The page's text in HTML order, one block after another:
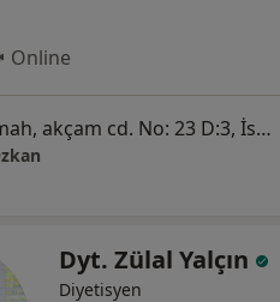
Online
Konaklar mah, akçam cd. No: 23 D:3, İstanbul
Dyt. Zülal Yalçın
Diyetisyen